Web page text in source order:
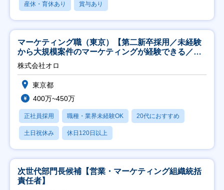
産休・育休あり 賞与あり
マーケティング職（東京）【第二新卒採用／未経験
から大規模案件のマーケティングが経験できる／研
修充実】
株式会社オロ
東京都
400万~450万
正社員採用 職種・業界未経験OK 20代におすすめ
土日祝休み 休日120日以上
次世代部門長候補【営業・マーケティング組織統括
責任者】